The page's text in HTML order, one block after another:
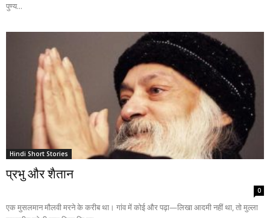
पुण्य...
Hindi Short Stories
प्रभु और शैतान
0
एक मुसलमान मौलवी मरने के करीब था। गांव में कोई और पढ़ा—लिखा आदमी नहीं था, तो मुल्ला